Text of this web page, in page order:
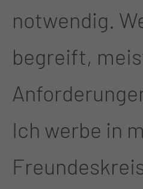
notwendig.
begreift,
Ich werbe in